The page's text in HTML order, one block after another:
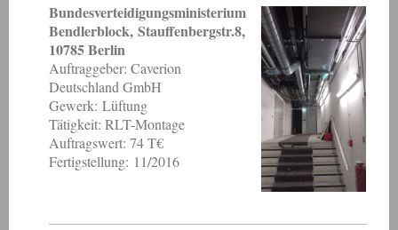
Bundesverteidigungsministerium
Bendlerblock, Stauffenbergstr.8,
10785 Berlin
Auftraggeber: Caverion
Deutschland GmbH
Gewerk: Lüftung
Tätigkeit: RLT-Montage
Auftragswert: 74 T€
Fertigstellung: 11/2016